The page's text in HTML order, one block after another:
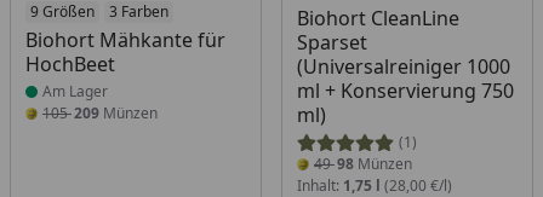
9 Größen 3 Farben
Biohort Mähkante für
HochBeet
Produkt am Lager
Am Lager
105209 Münzen
Biohort CleanLine
Sparset
(Universalreiniger 1000
ml + Konservierung 750
ml)
(1)
4998Münzen
Inhalt: 1,75 l (28,00 €/l)